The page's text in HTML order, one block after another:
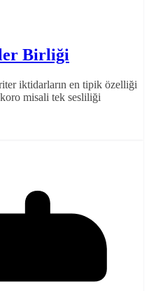
Birliği
iktidarların en tipik özelliği
misali tek sesliliği